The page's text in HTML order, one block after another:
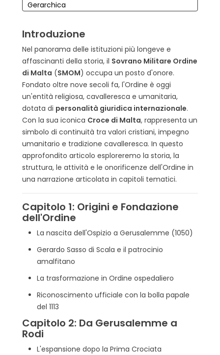
Gerarchica
11. Capitolo 10: Simboli, Insegne e Onorificenze
12. Capitolo 11: Attività Umanitarie e Sanitarie
13. Capitolo 12: Crisi Istituzionale e Riforma
Costituzionale del 2022
14. Capitolo 13: Il Ramo Femminile dell'Ordine
15. Capitolo 14: Curiosità e Dettagli Inusuali
15.1. Curiosità: Lo sapevi che... ?
16. Domande frequenti (FAQ)
16.1. È possibile acquistare onorificenze
dell'Ordine di Malta?
16.2. L'Ordine di Malta è uno Stato ?
16.3. Posso diventare membro dell'Ordine ?
16.4. Che tipo di attività umanitarie svolge
l'Ordine ?
Introduzione
Nel panorama delle istituzioni più longeve e
affascinanti della storia, il Sovrano Militare Ordine
di Malta (SMOM) occupa un posto d'onore.
Fondato oltre nove secoli fa, l'Ordine è oggi
un'entità religiosa, cavalleresca e umanitaria,
dotata di personalità giuridica internazionale.
Con la sua iconica Croce di Malta, rappresenta un
simbolo di continuità tra valori cristiani, impegno
umanitario e tradizione cavalleresca. In questo
approfondito articolo esploreremo la storia, la
struttura, le attività e le onorificenze dell'Ordine in
una narrazione articolata in capitoli tematici.
Capitolo 1: Origini e Fondazione
dell'Ordine
La nascita dell'Ospizio a Gerusalemme (1050)
Gerardo Sasso di Scala e il patrocinio
amalfitano
La trasformazione in Ordine ospedaliero
Riconoscimento ufficiale con la bolla papale
del 1113
Capitolo 2: Da Gerusalemme a
Rodi
L'espansione dopo la Prima Crociata